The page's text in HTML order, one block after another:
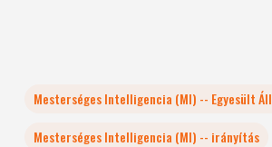
Mesterséges Intelligencia (MI) -- Egyesült
Mesterséges Intelligencia (MI) -- irányítás